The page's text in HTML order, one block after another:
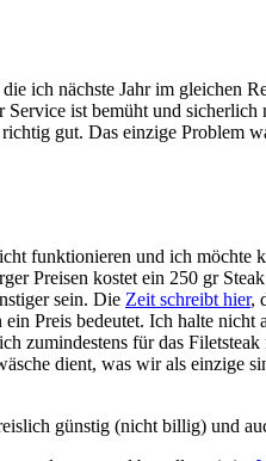
ich nächste Jahr im gleichen
ist bemüht und
gut. Das einzige Problem
funktionieren und ich möchte
Preisen kostet ein 250 gr
sein. Die Zeit schreibt hier,
Preis bedeutet. Ich halte nicht
zumindestens für das
dient, was wir als einzige
günstig (nicht billig) und